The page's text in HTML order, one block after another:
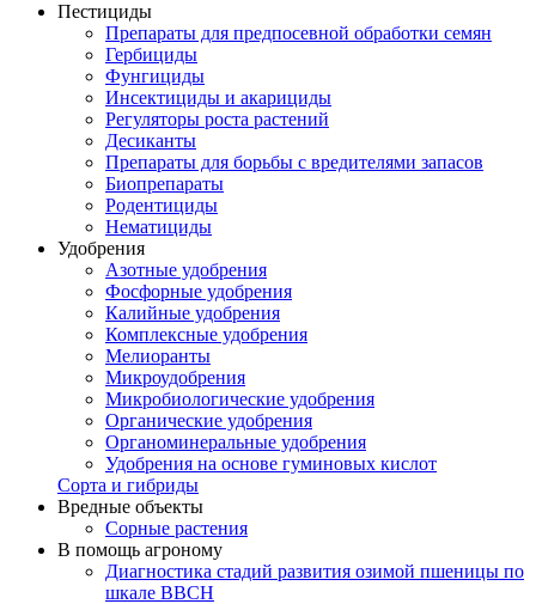
Пестициды
Препараты для предпосевной обработки семян
Гербициды
Фунгициды
Инсектициды и акарициды
Регуляторы роста растений
Десиканты
Препараты для борьбы с вредителями запасов
Биопрепараты
Родентициды
Нематициды
Удобрения
Азотные удобрения
Фосфорные удобрения
Калийные удобрения
Комплексные удобрения
Мелиоранты
Микроудобрения
Микробиологические удобрения
Органические удобрения
Органоминеральные удобрения
Удобрения на основе гуминовых кислот
Сорта и гибриды
Вредные объекты
Сорные растения
В помощь агроному
Диагностика стадий развития озимой пшеницы по
шкале ВВСН